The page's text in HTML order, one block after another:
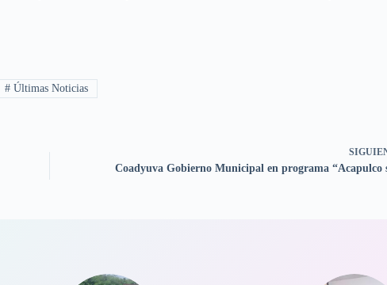
# Últimas Noticias
Coadyuva Gobierno Municipal en programa “Acapulco